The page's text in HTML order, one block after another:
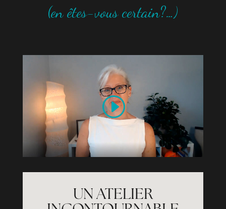
(en êtes-vous certain?…)
UN ATELIER